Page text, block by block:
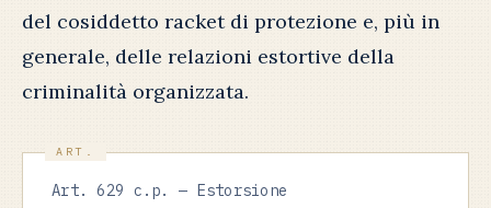
del cosiddetto racket di protezione e, più in
generale, delle relazioni estortive della
criminalità organizzata.
Art. 629 c.p. — Estorsione